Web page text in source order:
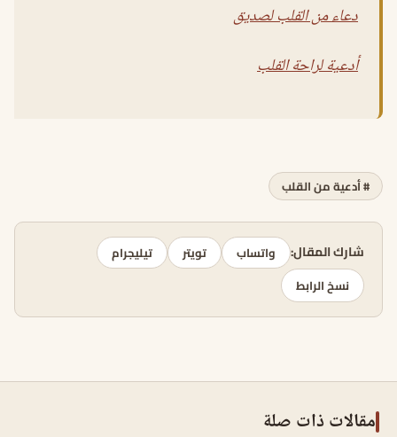
دعاء من القلب لصديق
أدعية لراحة القلب
# أدعية من القلب
شارك المقال: واتساب تويتر
تيليجرام
نسخ الرابط
مقالات ذات صلة